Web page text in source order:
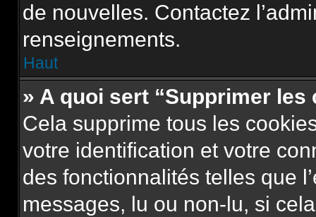
de nouvelles. Contactez
renseignements.
Haut
» A quoi sert “Supprimer
Cela supprime tous les
votre identification et votre
des fonctionnalités telles que
messages, lu ou non-lu, si